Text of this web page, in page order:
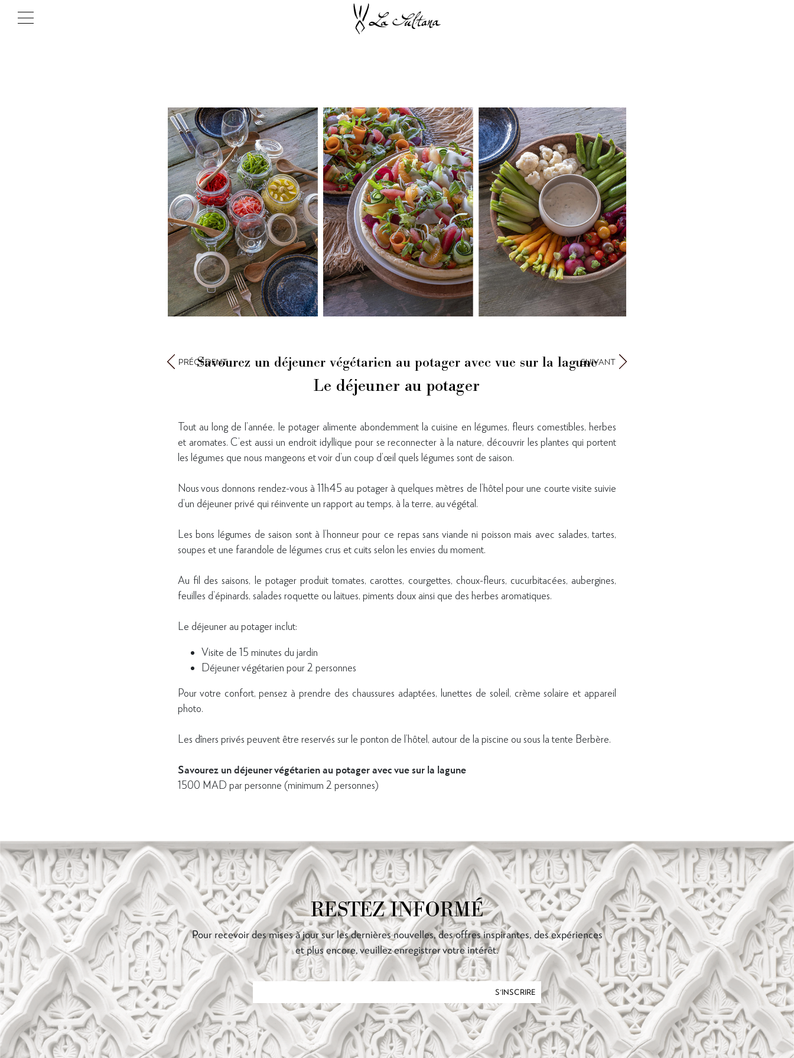
Savourez un déjeuner végétarien au potager avec vue sur la lagune
Le déjeuner au potager
PRÉCÉDENT SUIVANT
Tout au long de l’année, le potager alimente abondemment la cuisine en légumes, fleurs comestibles, herbes
et aromates. C’est aussi un endroit idyllique pour se reconnecter à la nature, découvrir les plantes qui portent
les légumes que nous mangeons et voir d’un coup d’œil quels légumes sont de saison.
Nous vous donnons rendez-vous à 11h45 au potager à quelques mètres de l’hôtel pour une courte visite suivie
d’un déjeuner privé qui réinvente un rapport au temps, à la terre, au végétal.
Les bons légumes de saison sont à l’honneur pour ce repas sans viande ni poisson mais avec salades, tartes,
soupes et une farandole de légumes crus et cuits selon les envies du moment.
Au fil des saisons, le potager produit tomates, carottes, courgettes, choux-fleurs, cucurbitacées, aubergines,
feuilles d’épinards, salades roquette ou laitues, piments doux ainsi que des herbes aromatiques.
Le déjeuner au potager inclut:
Visite de 15 minutes du jardin
Déjeuner végétarien pour 2 personnes
Pour votre confort, pensez à prendre des chaussures adaptées, lunettes de soleil, crème solaire et appareil
photo.
Les dîners privés peuvent être reservés sur le ponton de l’hôtel, autour de la piscine ou sous la tente Berbère.
Savourez un déjeuner végétarien au potager avec vue sur la lagune
1500 MAD par personne (minimum 2 personnes)
RESTEZ INFORMÉ
Pour recevoir des mises à jour sur les dernières nouvelles, des offres inspirantes, des expériences
et plus encore, veuillez enregistrer votre intérêt.
S'INSCRIRE